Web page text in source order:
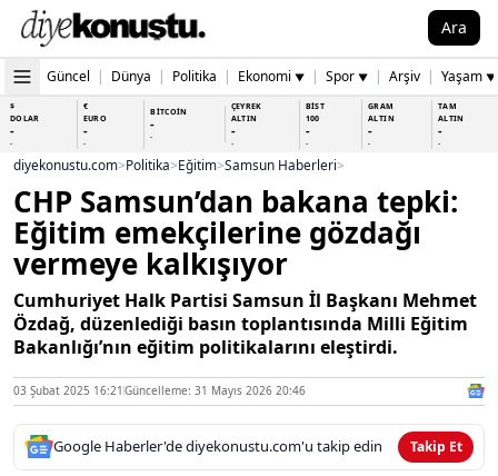
Ara
Güncel | Dünya | Politika | Ekonomi ▼ | Spor ▼ | Arşiv | Yaşam ▼
$
DOLAR
-
-
€
EURO
-
-
BİTCOİN
-
-
ÇEYREK
ALTIN
-
-
BİST
100
-
-
GRAM
ALTIN
-
-
TAM
ALTIN
-
-
diyekonustu.com>Politika>Eğitim>Samsun Haberleri>
CHP Samsun’dan bakana tepki:
Eğitim emekçilerine gözdağı
vermeye kalkışıyor
Cumhuriyet Halk Partisi Samsun İl Başkanı Mehmet
Özdağ, düzenlediği basın toplantısında Milli Eğitim
Bakanlığı’nın eğitim politikalarını eleştirdi.
03 Şubat 2025 16:21 Güncelleme: 31 Mayıs 2026 20:46
Google Haberler'de diyekonustu.com'u takip edin Takip Et